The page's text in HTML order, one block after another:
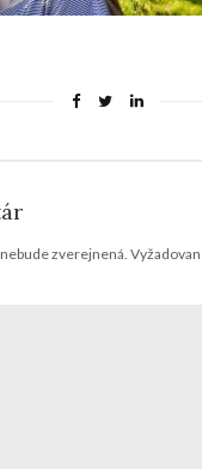
zverejnená.